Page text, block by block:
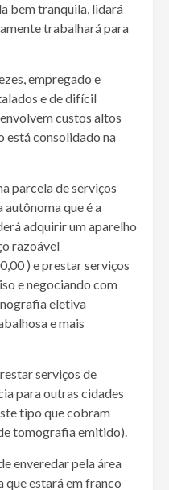
bem tranquila, lidará
trabalhará para
empregado e
e de difícil
custos altos
está consolidado na
parcela de serviços
que é a
adquirir um aparelho
razoável
) e prestar serviços
e negociando com
eletiva
e mais
serviços de
para outras cidades
tipo que cobram
tomografia emitido).
enveredar pela área
estará em franco